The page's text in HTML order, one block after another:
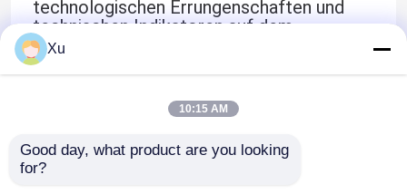
Eckiges Kontakt-Kugellager
Gestoßenes eckiges Kontakt-Kugellager
technologischen Errungenschaften und
technischen Indikatoren auf dem
internationalen fortgeschrittenen Niveau.
Xu
10:15 AM
Good day, what product are you looking
for?